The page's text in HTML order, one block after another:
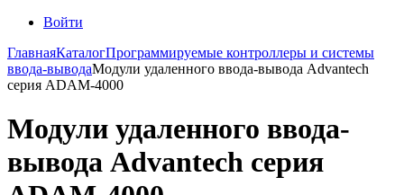
Войти
ГлавнаяКаталогПрограммируемые контроллеры и системы
ввода-выводаМодули удаленного ввода-вывода Advantech
серия ADAM-4000
Модули удаленного ввода-
вывода Advantech серия